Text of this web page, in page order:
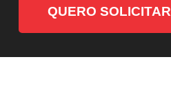
QUERO